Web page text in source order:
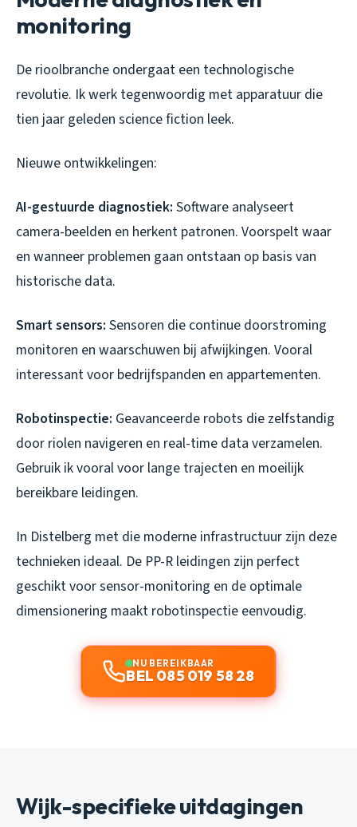
monitoring
De rioolbranche ondergaat een technologische
revolutie. Ik werk tegenwoordig met apparatuur die
tien jaar geleden science fiction leek.
Nieuwe ontwikkelingen:
AI-gestuurde diagnostiek: Software analyseert
camera-beelden en herkent patronen. Voorspelt waar
en wanneer problemen gaan ontstaan op basis van
historische data.
Smart sensors: Sensoren die continue doorstroming
monitoren en waarschuwen bij afwijkingen. Vooral
interessant voor bedrijfspanden en appartementen.
Robotinspectie: Geavanceerde robots die zelfstandig
door riolen navigeren en real-time data verzamelen.
Gebruik ik vooral voor lange trajecten en moeilijk
bereikbare leidingen.
In Distelberg met die moderne infrastructuur zijn deze
technieken ideaal. De PP-R leidingen zijn perfect
geschikt voor sensor-monitoring en de optimale
dimensionering maakt robotinspectie eenvoudig.
NU BEREIKBAAR
BEL 085 019 58 28
Wijk-specifieke uitdagingen